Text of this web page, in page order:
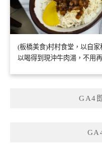
(板橋美食)村村食堂，以自
以喝得到現沖牛肉湯，不用
GA4